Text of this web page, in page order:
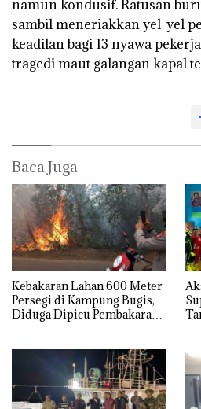
namun kondusif. Ratusan
sambil meneriakkan yel-yel
keadilan bagi 13 nyawa
tragedi maut galangan kapal
Baca Juga
Kebakaran Lahan 600 Meter
Persegi di Kampung Bugis,
Diduga Dipicu Pembakaran